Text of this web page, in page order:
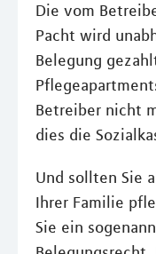
Die vom
Pacht wird
Belegung
Betreiber nicht
dies die
Und sollten Sie
Ihrer Familie
Sie ein